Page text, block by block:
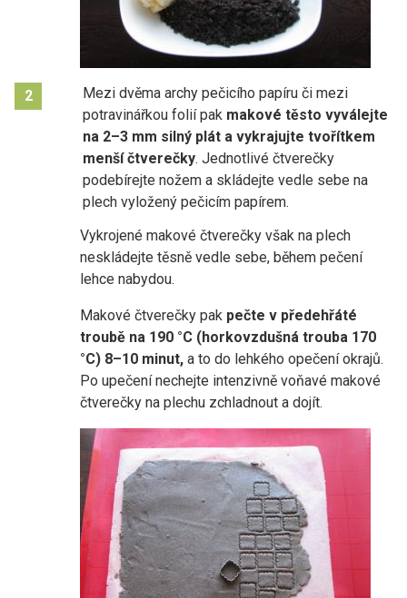
2
Mezi dvěma archy pečicího papíru či mezi
potravinářkou folií pak makové těsto vyválejte
na 2–3 mm silný plát a vykrajujte tvořítkem
menší čtverečky. Jednotlivé čtverečky
podebírejte nožem a skládejte vedle sebe na
plech vyložený pečicím papírem.
Vykrojené makové čtverečky však na plech
neskládejte těsně vedle sebe, během pečení
lehce nabydou.
Makové čtverečky pak pečte v předehřáté
troubě na 190 °C (horkovzdušná trouba 170
°C) 8–10 minut, a to do lehkého opečení okrajů.
Po upečení nechejte intenzivně voňavé makové
čtverečky na plechu zchladnout a dojít.